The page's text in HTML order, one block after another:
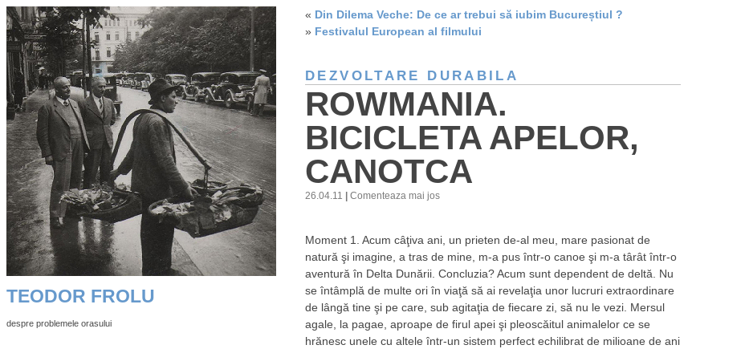
« Din Dilema Veche: De ce ar trebui să iubim Bucureștiul ?
» Festivalul European al filmului
DEZVOLTARE DURABILA
ROWMANIA.
BICICLETA APELOR,
CANOTCA
26.04.11 Comenteaza mai jos
Moment 1. Acum câţiva ani, un prieten de-al meu, mare pasionat de
natură şi imagine, a tras de mine, m-a pus într-o canoe şi m-a târât într-o
aventură în Delta Dunării. Concluzia? Acum sunt dependent de deltă. Nu
se întâmplă de multe ori în viaţă să ai revelaţia unor lucruri extraordinare
de lângă tine şi pe care, sub agitaţia de fiecare zi, să nu le vezi. Mersul
agale, la pagae, aproape de firul apei şi pleoscăitul animalelor ce se
hrănesc unele cu altele într-un sistem perfect echilibrat de milioane de ani
TEODOR FROLU
despre problemele orasului